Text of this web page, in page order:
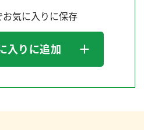
気に入りに保存
入りに追加